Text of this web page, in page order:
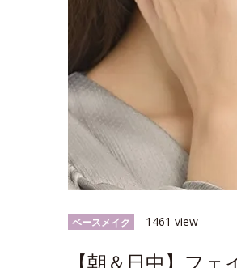
ベースメイク 1461 view
【朝＆日中】フ